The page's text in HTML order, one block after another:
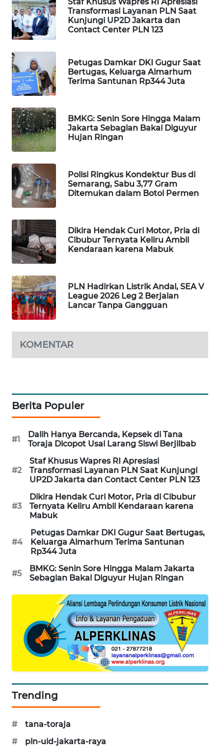
Transformasi Layanan PLN Saat
Kunjungi UP2D Jakarta dan
Contact Center PLN 123
Petugas Damkar DKI Gugur Saat
Bertugas, Keluarga Almarhum
Terima Santunan Rp344 Juta
BMKG: Senin Sore Hingga Malam
Jakarta Sebagian Bakal Diguyur
Hujan Ringan
Polisi Ringkus Kondektur Bus di
Semarang, Sabu 3,77 Gram
Ditemukan dalam Botol Permen
Dikira Hendak Curi Motor, Pria di
Cibubur Ternyata Keliru Ambil
Kendaraan karena Mabuk
PLN Hadirkan Listrik Andal, SEA V
League 2026 Leg 2 Berjalan
Lancar Tanpa Gangguan
KOMENTAR
Berita Populer
#1
Dalih Hanya Bercanda, Kepsek di Tana
Toraja Dicopot Usai Larang Siswi Berjilbab
#2
Staf Khusus Wapres RI Apresiasi
Transformasi Layanan PLN Saat Kunjungi
UP2D Jakarta dan Contact Center PLN 123
#3
Dikira Hendak Curi Motor, Pria di Cibubur
Ternyata Keliru Ambil Kendaraan karena
Mabuk
#4
Petugas Damkar DKI Gugur Saat Bertugas,
Keluarga Almarhum Terima Santunan
Rp344 Juta
#5
BMKG: Senin Sore Hingga Malam Jakarta
Sebagian Bakal Diguyur Hujan Ringan
Trending
#
tana-toraja
#
pln-uid-jakarta-raya
PORTAL
KONSUMEN
ALPERKLINAS
FORJASIDA
TAMBANG
NEWS
NEWS
SIDIKALANG
NEWS
SIBARAGAS
NEWS
SIANTAR
NEWS
METRO
KRT
NEWS
KARING
NEWS
JURNAL
MARITIM
HUMBANG
NEWS
GARONGGANG
NEWS
ENERGI
NEWS
NEWS
BERKAT
NEWS
BERAMPU
NEWS